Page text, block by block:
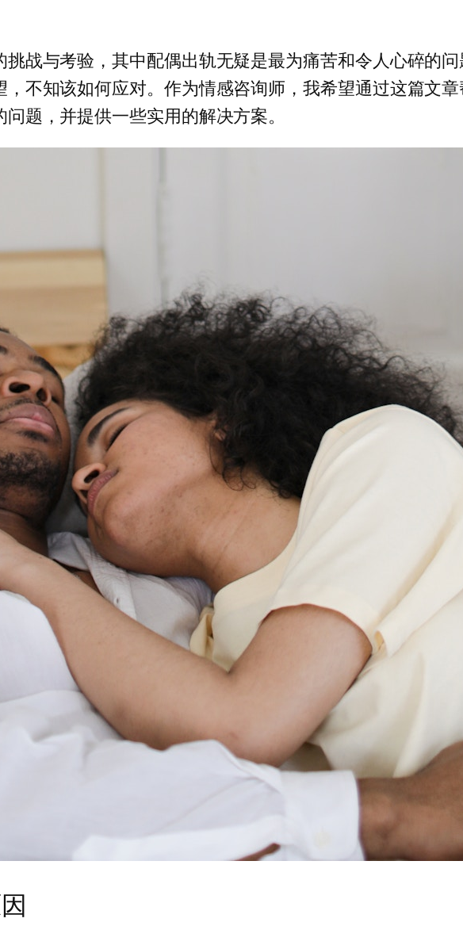
战与考验，其中配偶出轨无疑是最为痛苦和令人心碎的
不知该如何应对。作为情感咨询师，我希望通过这篇文
题，并提供一些实用的解决方案。